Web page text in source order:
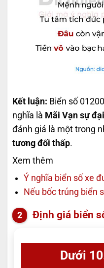
Kết luận: Biển số
nghĩa là Mãi Vạn sự
đánh giá là một trong
tương đối thấp.
Xem thêm
Ý nghĩa biển số xe
Nếu bốc trúng biển
Định giá biển
Dưới